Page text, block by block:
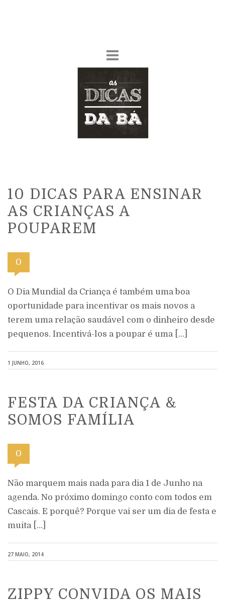
10 DICAS PARA ENSINAR
AS CRIANÇAS A
POUPAREM
0
O Dia Mundial da Criança é também uma boa
oportunidade para incentivar os mais novos a
terem uma relação saudável com o dinheiro desde
pequenos. Incentivá-los a poupar é uma […]
1 JUNHO, 2016
FESTA DA CRIANÇA &
SOMOS FAMÍLIA
0
Não marquem mais nada para dia 1 de Junho na
agenda. No próximo domingo conto com todos em
Cascais. E porquê? Porque vai ser um dia de festa e
muita […]
27 MAIO, 2014
ZIPPY CONVIDA OS MAIS